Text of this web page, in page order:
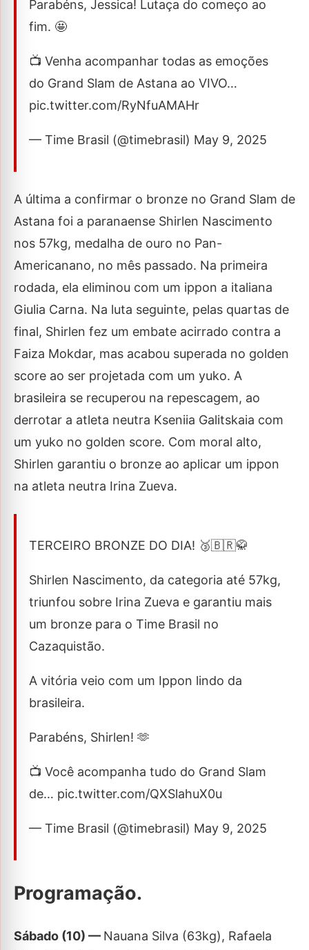
Parabéns, Jessica! Lutaça do começo ao
fim. 🤩
📺 Venha acompanhar todas as emoções
do Grand Slam de Astana ao VIVO…
pic.twitter.com/RyNfuAMAHr
— Time Brasil (@timebrasil) May 9, 2025
A última a confirmar o bronze no Grand Slam de
Astana foi a paranaense Shirlen Nascimento
nos 57kg, medalha de ouro no Pan-
Americanano, no mês passado. Na primeira
rodada, ela eliminou com um ippon a italiana
Giulia Carna. Na luta seguinte, pelas quartas de
final, Shirlen fez um embate acirrado contra a
Faiza Mokdar, mas acabou superada no golden
score ao ser projetada com um yuko. A
brasileira se recuperou na repescagem, ao
derrotar a atleta neutra Kseniia Galitskaia com
um yuko no golden score. Com moral alto,
Shirlen garantiu o bronze ao aplicar um ippon
na atleta neutra Irina Zueva.
TERCEIRO BRONZE DO DIA! 🥉🇧🇷🥋
Shirlen Nascimento, da categoria até 57kg,
triunfou sobre Irina Zueva e garantiu mais
um bronze para o Time Brasil no
Cazaquistão.
A vitória veio com um Ippon lindo da
brasileira.
Parabéns, Shirlen! 🫶
📺 Você acompanha tudo do Grand Slam
de… pic.twitter.com/QXSlahuX0u
— Time Brasil (@timebrasil) May 9, 2025
Programação.
Sábado (10) — Nauana Silva (63kg), Rafaela